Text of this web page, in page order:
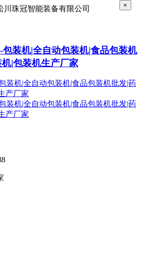
珠冠智能装备有限公司
装机|全自动包装机|食品包装机
|包装机生产厂家
×